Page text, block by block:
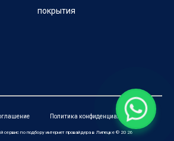
покрытия
Политика конфиденциальности
сервис по подбору интернет провайдера в Липецке © 2026